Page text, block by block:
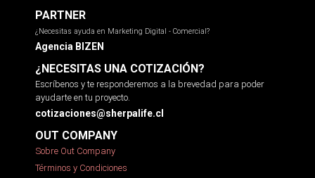
PARTNER
¿Necesitas ayuda en Marketing Digital - Comercial?
Agencia BIZEN
¿NECESITAS UNA COTIZACIÓN?
Escríbenos y te responderemos a la brevedad para poder
ayudarte en tu proyecto.
cotizaciones@sherpalife.cl
OUT COMPANY
Sobre Out Company
Términos y Condiciones